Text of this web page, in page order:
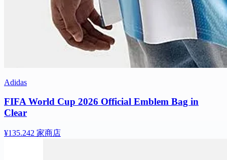
Adidas
FIFA World Cup 2026 Official Emblem Bag in
Clear
¥135.242 家商店